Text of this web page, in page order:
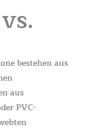
bestehen aus
aus
PVC-